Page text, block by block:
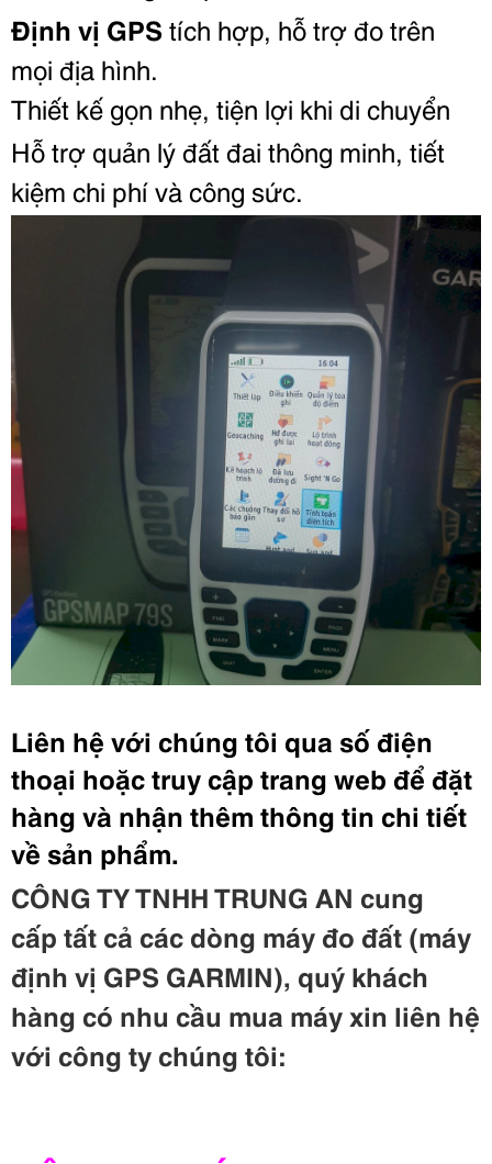
Định vị GPS tích hợp, hỗ trợ đo trên
mọi địa hình.
Thiết kế gọn nhẹ, tiện lợi khi di chuyển
Hỗ trợ quản lý đất đai thông minh, tiết
kiệm chi phí và công sức.
Liên hệ với chúng tôi qua số điện
thoại hoặc truy cập trang web để đặt
hàng và nhận thêm thông tin chi tiết
về sản phẩm.
CÔNG TY TNHH TRUNG AN cung
cấp tất cả các dòng máy đo đất (máy
định vị GPS GARMIN), quý khách
hàng có nhu cầu mua máyxin liên hệ
với công ty chúng tôi: